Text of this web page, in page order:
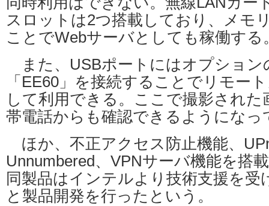
スロットは2つ搭載しており、メモ
ことでWebサーバとしても稼働する
また、USBポートにはオプション
「EE60」を接続することでリモー
して利用できる。ここで撮影され
帯電話からも確認できるようになっ
ほか、不正アクセス防止機能、
Unnumbered、VPNサーバ機能を搭
同製品はインテルより技術支援を受
と製品開発を行ったという。